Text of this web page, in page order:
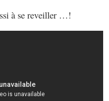
à se reveiller …!